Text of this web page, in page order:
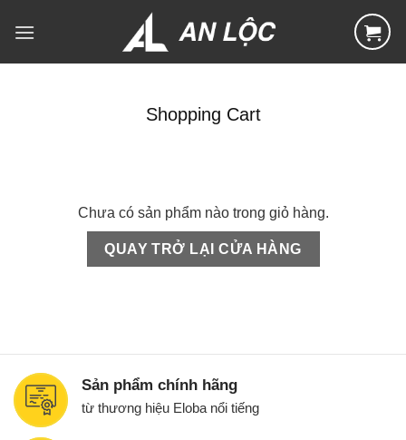
Shopping Cart
Chưa có sản phẩm nào trong giỏ hàng.
QUAY TRỞ LẠI CỬA HÀNG
Sản phẩm chính hãng
từ thương hiệu Eloba nổi tiếng